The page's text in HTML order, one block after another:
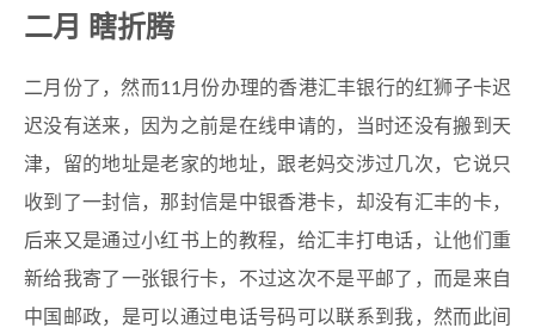
二月 瞎折腾
二月份了，然而11月份办理的香港汇丰银行的红狮子卡迟
迟没有送来，因为之前是在线申请的，当时还没有搬到天
津，留的地址是老家的地址，跟老妈交涉过几次，它说只
收到了一封信，那封信是中银香港卡，却没有汇丰的卡，
后来又是通过小红书上的教程，给汇丰打电话，让他们重
新给我寄了一张银行卡，不过这次不是平邮了，而是来自
中国邮政，是可以通过电话号码可以联系到我，然而此间